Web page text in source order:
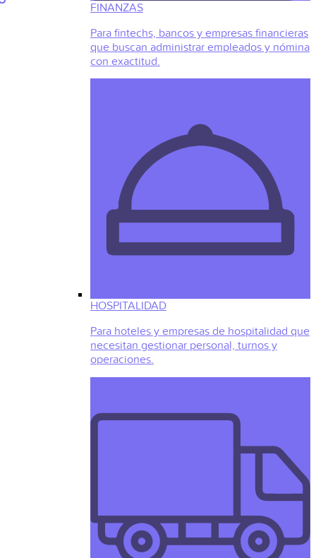
FINANZAS
Para fintechs, bancos y empresas financieras
que buscan administrar empleados y nómina
con exactitud.
HOSPITALIDAD
Para hoteles y empresas de hospitalidad que
necesitan gestionar personal, turnos y
operaciones.